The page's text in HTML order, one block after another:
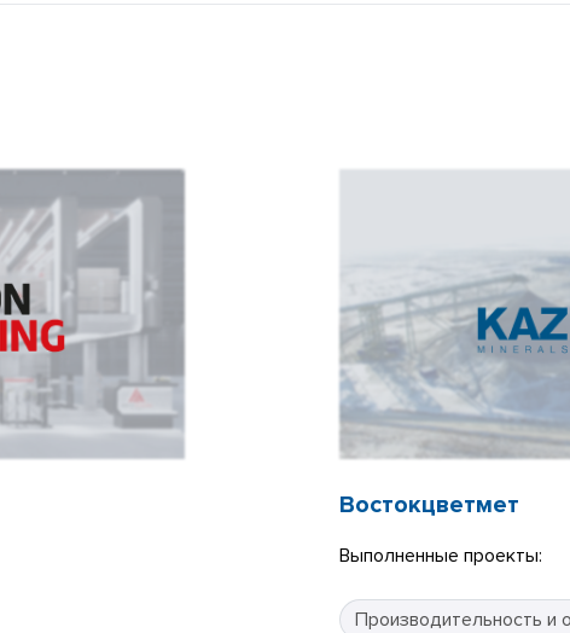
Востокцветмет
Выполненные проекты:
Производительность и